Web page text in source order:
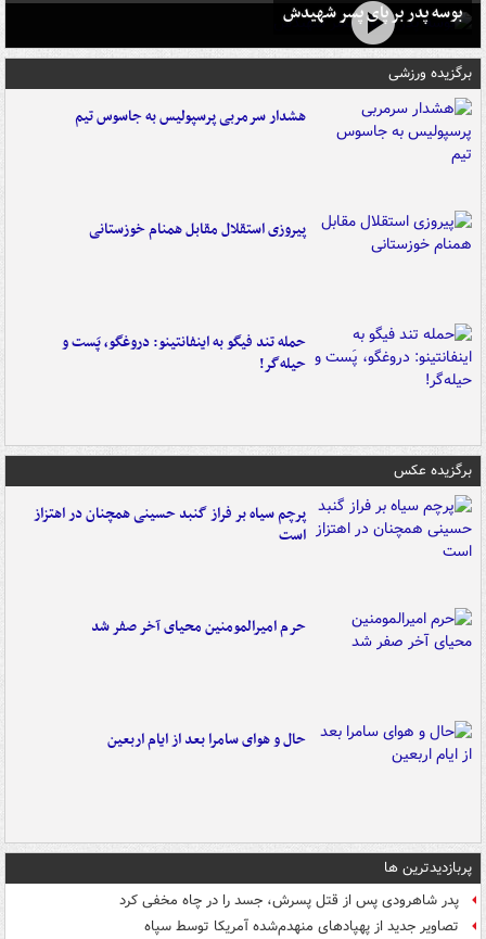
بوسه‌ پدر بر پای پسر شهیدش
برگزیده ورزشی
هشدار سرمربی پرسپولیس به جاسوس تیم
پیروزی استقلال مقابل همنام خوزستانی
حمله تند فیگو به اینفانتینو: دروغگو، پَست‌ و
حیله‌گر!
برگزیده عکس
پرچم سیاه بر فراز گنبد حسینی همچنان در اهتزاز
است
حرم امیرالمومنین محیای آخر صفر شد
حال و هوای سامرا بعد از ایام اربعین
پربازدیدترین ها
پدر شاهرودی پس از قتل پسرش، جسد را در چاه مخفی کرد
تصاویر جدید از پهپادهای منهدم‌شده آمریکا توسط سپاه